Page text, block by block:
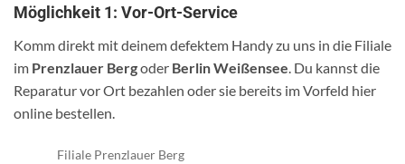
Möglichkeit 1: Vor-Ort-Service
Komm direkt mit deinem defektem Handy zu uns in die Filiale
im Prenzlauer Bergoder Berlin Weißensee. Du kannst die
Reparatur vor Ort bezahlen oder sie bereits im Vorfeld hier
online bestellen.
Filiale Prenzlauer Berg